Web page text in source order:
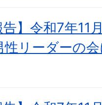
告】令和7年11
性リーダーの